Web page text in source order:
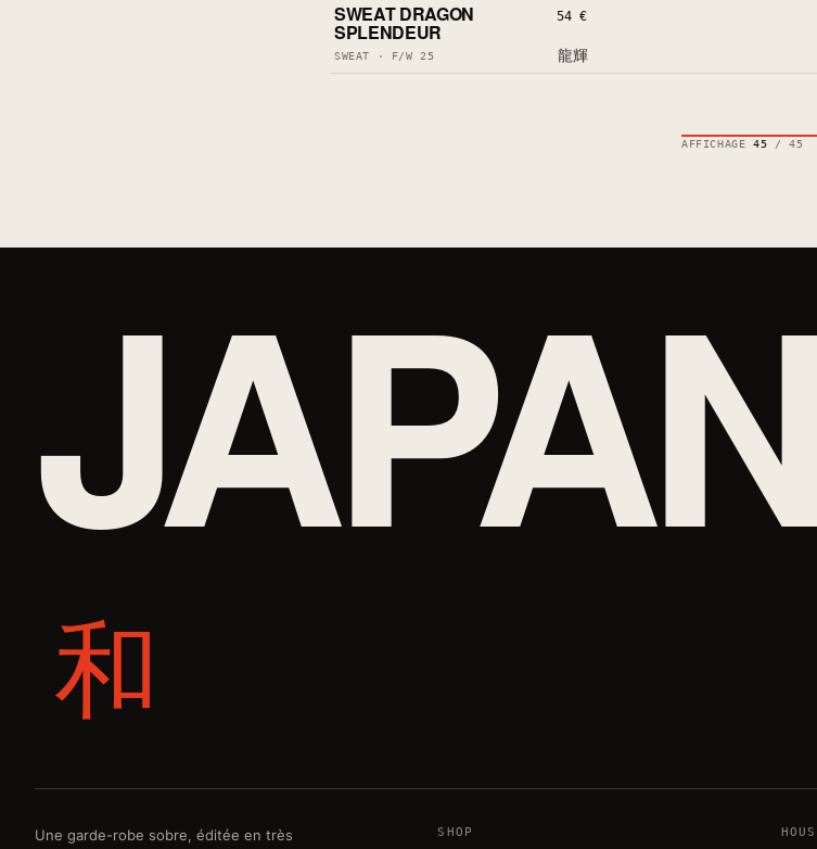
LAST PIECES
SWEAT DRAGON
SPLENDEUR
54 €
SWEAT · F/W 25 龍輝
AFFICHAGE 45 / 45
和
Une garde-robe sobre, éditée en très
SHOP